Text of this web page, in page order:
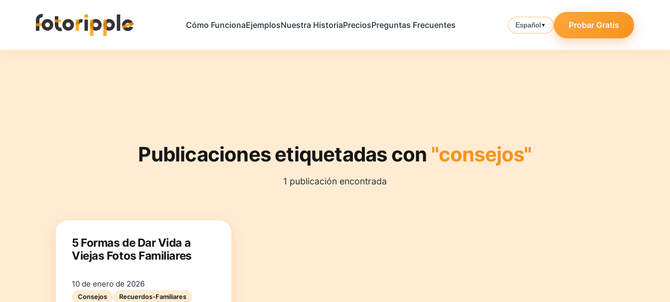
Cómo FuncionaEjemplosNuestra HistoriaPreciosPreguntas Frecuentes Español▼ Probar Gratis
Publicaciones etiquetadas con "consejos"
1 publicación encontrada
5 Formas de Dar Vida a
Viejas Fotos Familiares
10 de enero de 2026
Consejos
Recuerdos-Familiares